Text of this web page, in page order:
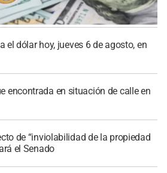
el dólar hoy, jueves 6 de agosto, en
encontrada en situación de calle en
de “inviolabilidad de la propiedad
el Senado